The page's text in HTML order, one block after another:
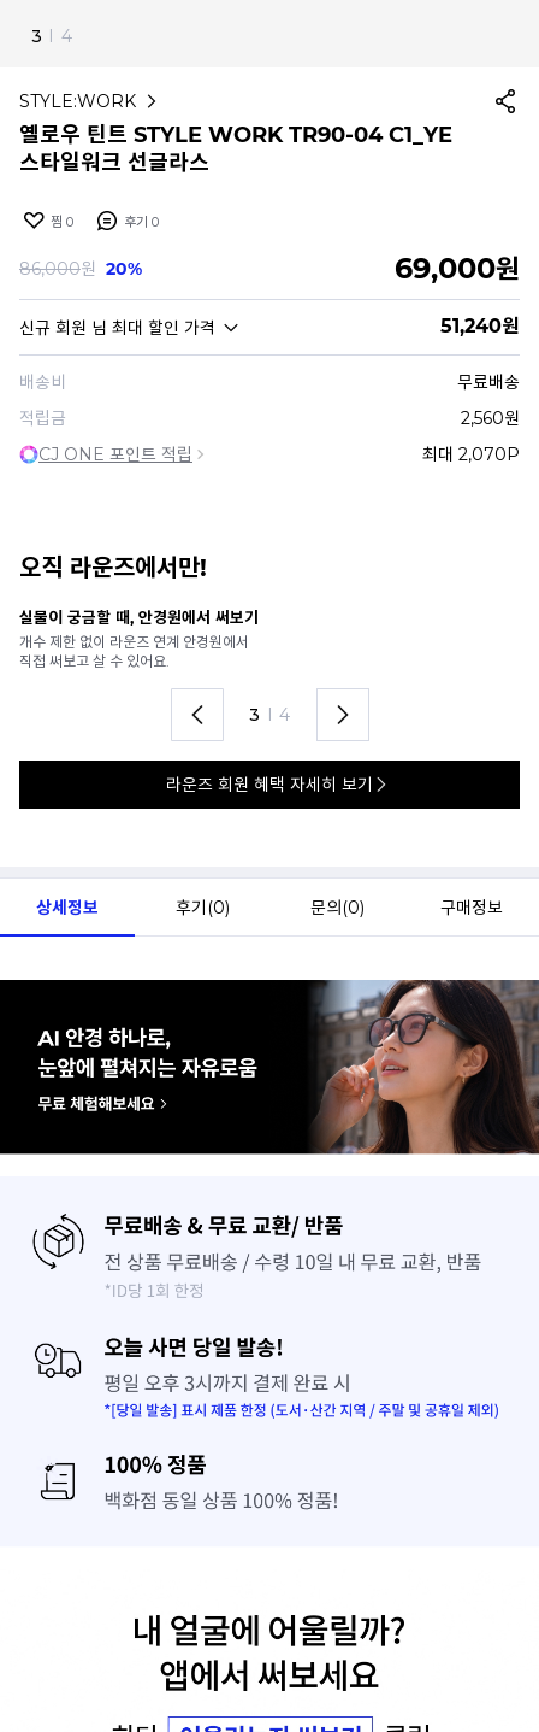
4 I 4
STYLE:WORK
옐로우 틴트 STYLE WORK TR90-04 C1_YE
스타일워크 선글라스
찜 0 후기 0
86,000원 20% 69,000원
신규 회원 님 최대 할인 가격 51,240원
배송비
무료배송
적립금
2,560원
CJ ONE 포인트 적립
최대 2,070P
오직 라운즈에서만!
, 안경원에서 써보기
운즈 연계 안경원에서
있어요.
4 I 4
라운즈 회원 혜택 자세히 보기
상세정보 후기(0) 문의(0) 구매정보